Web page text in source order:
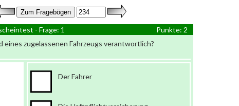
- Frage: 1
Punkte: 2
zugelassenen Fahrzeugs verantwortlich?
Der Fahrer